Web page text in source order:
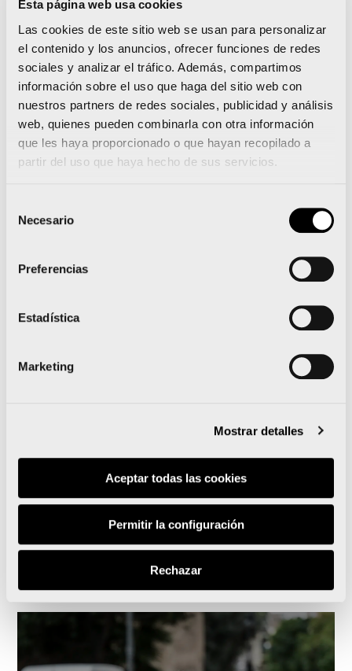
Esta página web usa cookies
Las cookies de este sitio web se usan para personalizar
el contenido y los anuncios, ofrecer funciones de redes
sociales y analizar el tráfico. Además, compartimos
información sobre el uso que haga del sitio web con
nuestros partners de redes sociales, publicidad y análisis
web, quienes pueden combinarla con otra información
que les haya proporcionado o que hayan recopilado a
partir del uso que haya hecho de sus servicios.
Necesario
Preferencias
Estadística
Marketing
Mostrar detalles
Aceptar todas las cookies
Permitir la configuración
Rechazar
tendrán un uso futuro en el Maratón 2020,
dentro de la campaña Bottle to bottle de Coca-
Cola. Todas las botellas de plástico usadas por
los corredores pasan ahora a un proceso de
reciclaje mediante el cual serán tratadas para
convertirse en las botellas que se usarán en el
40 aniversario del Maratón Valencia, que tendrá
prensado, seleccionado y lavado por empresas
especializadas, para posteriormente convertirlo
en pequeñas escamas y fabricar a partir de este
material las nuevas botellas con el máximo nivel
de plástico reciclado que técnicamente sea
Maratón Valencia abre inscripciones con 30.000
Las fallas ganadoras del Running Fallero del
Maratón Valencia 2019
Noticias relacionadas